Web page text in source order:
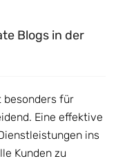
Blogs in der
besonders für
Eine effektive
ins
Kunden zu